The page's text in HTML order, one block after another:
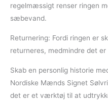
regelmæssigt renser ringen
sæbevand.
Returnering: Fordi ringen er
returneres, medmindre det
Skab en personlig historie
Nordiske Mænds Signet
det er et værktøj til at